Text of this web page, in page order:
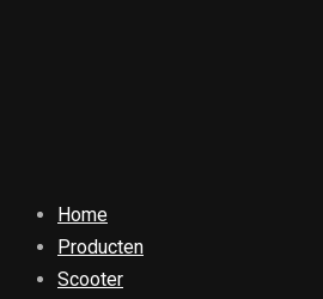
Home
Producten
Scooter